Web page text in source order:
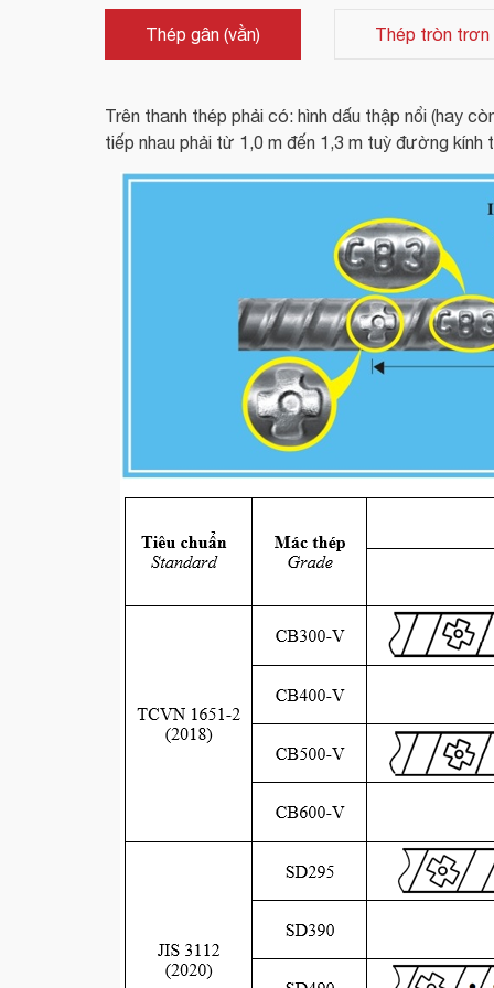
Thép gân (vằn) Thép tròn trơn
Trên thanh thép phải có: hình dấu thập nổi (hay
tiếp nhau phải từ 1,0 m đến 1,3 m tuỳ đường kính